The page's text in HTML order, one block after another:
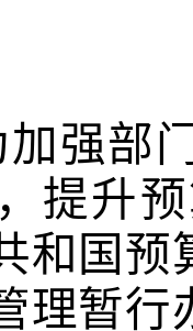
加强部
提升
和国
理暂行